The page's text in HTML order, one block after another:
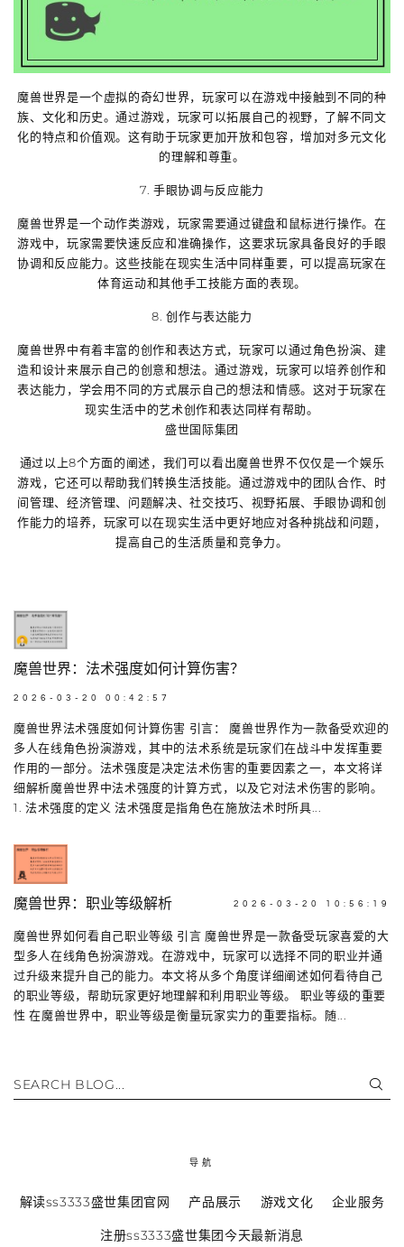
魔兽世界是一个虚拟的奇幻世界，玩家可以在游戏中接触到不同的种
族、文化和历史。通过游戏，玩家可以拓展自己的视野，了解不同文
化的特点和价值观。这有助于玩家更加开放和包容，增加对多元文化
的理解和尊重。
7. 手眼协调与反应能力
魔兽世界是一个动作类游戏，玩家需要通过键盘和鼠标进行操作。在
游戏中，玩家需要快速反应和准确操作，这要求玩家具备良好的手眼
协调和反应能力。这些技能在现实生活中同样重要，可以提高玩家在
体育运动和其他手工技能方面的表现。
8. 创作与表达能力
魔兽世界中有着丰富的创作和表达方式，玩家可以通过角色扮演、建
造和设计来展示自己的创意和想法。通过游戏，玩家可以培养创作和
表达能力，学会用不同的方式展示自己的想法和情感。这对于玩家在
现实生活中的艺术创作和表达同样有帮助。
盛世国际集团
通过以上8个方面的阐述，我们可以看出魔兽世界不仅仅是一个娱乐
游戏，它还可以帮助我们转换生活技能。通过游戏中的团队合作、时
间管理、经济管理、问题解决、社交技巧、视野拓展、手眼协调和创
作能力的培养，玩家可以在现实生活中更好地应对各种挑战和问题，
提高自己的生活质量和竞争力。
魔兽世界：法术强度如何计算伤害？
2026-03-20 00:42:57
魔兽世界法术强度如何计算伤害 引言： 魔兽世界作为一款备受欢迎的
多人在线角色扮演游戏，其中的法术系统是玩家们在战斗中发挥重要
作用的一部分。法术强度是决定法术伤害的重要因素之一，本文将详
细解析魔兽世界中法术强度的计算方式，以及它对法术伤害的影响。
1. 法术强度的定义 法术强度是指角色在施放法术时所具...
魔兽世界：职业等级解析 2026-03-20 10:56:19
魔兽世界如何看自己职业等级 引言 魔兽世界是一款备受玩家喜爱的大
型多人在线角色扮演游戏。在游戏中，玩家可以选择不同的职业并通
过升级来提升自己的能力。本文将从多个角度详细阐述如何看待自己
的职业等级，帮助玩家更好地理解和利用职业等级。 职业等级的重要
性 在魔兽世界中，职业等级是衡量玩家实力的重要指标。随...
SEARCH BLOG...
导航
解读ss3333盛世集团官网 产品展示 游戏文化 企业服务
注册ss3333盛世集团今天最新消息